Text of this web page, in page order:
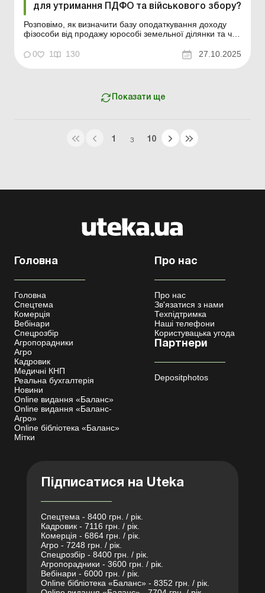
для утримання ПДФО та військового збору?
Розповімо, як визначити базу оподаткування доходу
фізособи від продажу юрособі земельної ділянки та чи
НГО. Баланс-Агро № 43 від 28 жовтня 2025 року
Найбільше запитань у разі купівлі земельних ділянок у
0 1 130 27.10.2025
Показати ще
1 З 10
Головна
Головна
Спецтема
Комерція
Вебінари
Спецрозбір
Агропорадники
Агро
Кадровик
Медичні КНП
Реальна бухгалтерія
Новини
Online видання «Баланс»
Online видання «Баланс-
Агро»
Online бібліотека «Баланс»
Мітки
Про нас
Про нас
Зв'язатися з нами
Техпідтримка
Наші телефони
Користувацька угода
Партнери
Depositphotos
Підписатися на Uteka
Спецтема - 8400 грн. / рік.
Кадровик - 7116 грн. / рік.
Комерція - 6864 грн. / рік.
Агро - 7248 грн. / рік.
Спецрозбір - 8400 грн. / рік.
Агропорадники - 3600 грн. / рік.
Вебінари - 6000 грн. / рік.
Online бібліотека «Баланс» - 8352 грн. / рік.